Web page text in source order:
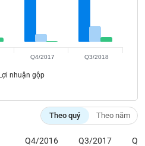
Lợi nhuận gộp
Q4/2017 Q3/2018
Theo quý Theo năm
Q4/2016 Q3/2017